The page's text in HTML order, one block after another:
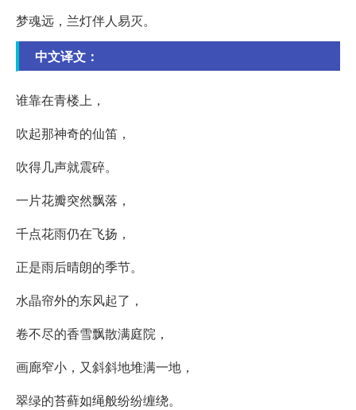
梦魂远，兰灯伴人易灭。
中文译文：
谁靠在青楼上，
吹起那神奇的仙笛，
吹得几声就震碎。
一片花瓣突然飘落，
千点花雨仍在飞扬，
正是雨后晴朗的季节。
水晶帘外的东风起了，
卷不尽的香雪飘散满庭院，
画廊窄小，又斜斜地堆满一地，
翠绿的苔藓如绳般纷纷缠绕。